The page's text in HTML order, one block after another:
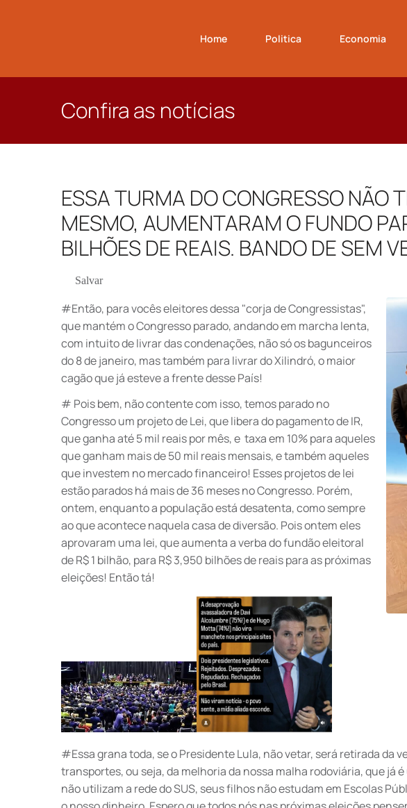
Home Politica Economia
Confira as notícias
ESSA TURMA DO CONGRESSO NÃO
MESMO, AUMENTARAM O FUNDO
BILHÕES DE REAIS. BANDO DE SEM
Salvar
#Então, para vocês eleitores dessa "corja de Congressistas",
que mantém o Congresso parado, andando em marcha lenta,
com intuito de livrar das condenações, não só os bagunceiros
do 8 de janeiro, mas também para livrar do Xilindró, o maior
cagão que já esteve a frente desse País!
# Pois bem, não contente com isso, temos parado no
Congresso um projeto de Lei, que libera do pagamento de IR,
que ganha até 5 mil reais por mês, e taxa em 10% para aqueles
que ganham mais de 50 mil reais mensais, e também aqueles
que investem no mercado financeiro! Esses projetos de lei
estão parados há mais de 36 meses no Congresso. Porém,
ontem, enquanto a população está desatenta, como sempre
ao que acontece naquela casa de diversão. Pois ontem eles
aprovaram uma lei, que aumenta a verba do fundão eleitoral
de R$ 1 bilhão, para R$ 3,950 bilhões de reais para as próximas
eleições! Então tá!
#Essa grana toda, se o Presidente Lula, não vetar, será retirada da
transportes, ou seja, da melhoria da nossa malha rodoviária, que já
não utilizam a rede do SUS, seus filhos não estudam em Escolas